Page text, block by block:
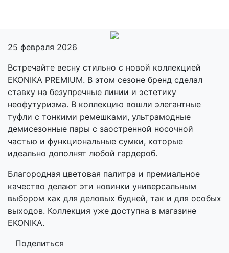
25 февраля 2026
Встречайте весну стильно с новой коллекцией
EKONIKA PREMIUM. В этом сезоне бренд сделал
ставку на безупречные линии и эстетику
неофутуризма. В коллекцию вошли элегантные
туфли с тонкими ремешками, ультрамодные
демисезонные пары с заостренной носочной
частью и функциональные сумки, которые
идеально дополнят любой гардероб.
Благородная цветовая палитра и премиальное
качество делают эти новинки универсальным
выбором как для деловых будней, так и для особых
выходов. Коллекция уже доступна в магазине
EKONIKA.
Поделиться